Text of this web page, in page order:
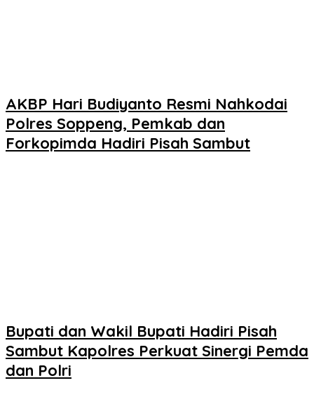
AKBP Hari Budiyanto Resmi Nahkodai
Polres Soppeng, Pemkab dan
Forkopimda Hadiri Pisah Sambut
Bupati dan Wakil Bupati Hadiri Pisah
Sambut Kapolres Perkuat Sinergi Pemda
dan Polri